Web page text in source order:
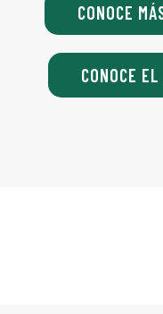
CONOCE
CONOCE